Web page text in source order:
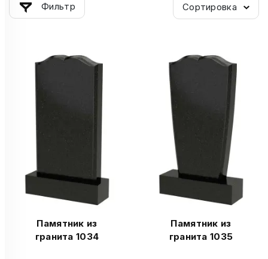
Фильтр Сортировка
Памятник из
гранита 1034
Памятник из
гранита 1035